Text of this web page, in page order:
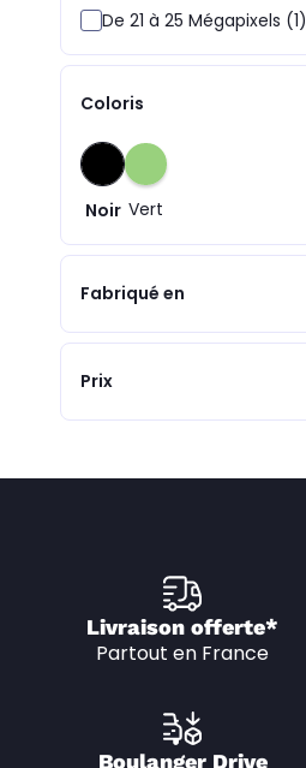
De 21 à 25 Mégapixels (1)
Coloris
Noir Vert
Fabriqué en
Prix
Livraison offerte*
Partout en France
Boulanger Drive